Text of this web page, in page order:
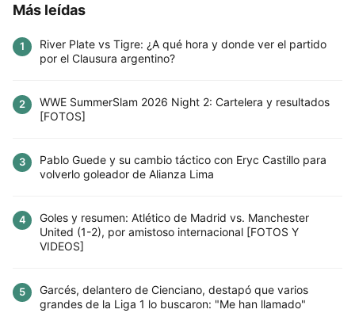
Este sitio utiliza cookies para mejorar la
Más leídas
1
River Plate vs Tigre: ¿A qué hora y donde ver el partido
por el Clausura argentino?
2
WWE SummerSlam 2026 Night 2: Cartelera y resultados
[FOTOS]
3
Pablo Guede y su cambio táctico con Eryc Castillo para
volverlo goleador de Alianza Lima
4
Goles y resumen: Atlético de Madrid vs. Manchester
United (1-2), por amistoso internacional [FOTOS Y
VIDEOS]
5
Garcés, delantero de Cienciano, destapó que varios
grandes de la Liga 1 lo buscaron: "Me han llamado"